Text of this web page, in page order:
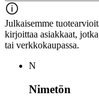
Julkaisemme
kirjoittaa asiakkaat,
tai verkkokaupassa.
N
Nimetön